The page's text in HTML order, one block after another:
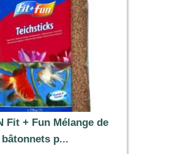
Fit + Fun Mélange de
bâtonnets p...